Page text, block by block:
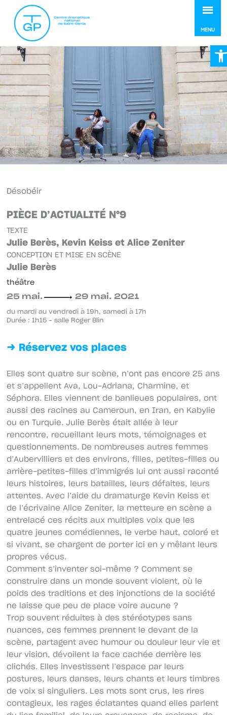
MENU
Désobéir
PIÈCE D’ACTUALITÉ N°9
TEXTE
Julie Berès, Kevin Keiss et Alice Zeniter
CONCEPTION ET MISE EN SCÈNE
Julie Berès
théâtre
25 mai. 29 mai. 2021
du mardi au vendredi à 19h, samedi à 17h
Durée : 1h15 – salle Roger Blin
→ Réservez vos places
Elles sont quatre sur scène, n’ont pas encore 25 ans
et s’appellent Ava, Lou-Adriana, Charmine, et
Séphora. Elles viennent de banlieues populaires, ont
aussi des racines au Cameroun, en Iran, en Kabylie
ou en Turquie. Julie Berès était allée à leur
rencontre, recueillant leurs mots, témoignages et
questionnements. De nombreuses autres femmes
d’Aubervilliers et des environs, filles, petites-filles ou
arrière-petites-filles d’immigrés lui ont aussi raconté
leurs histoires, leurs batailles, leurs défaites, leurs
attentes. Avec l’aide du dramaturge Kevin Keiss et
de l’écrivaine Alice Zeniter, la metteure en scène a
entrelacé ces récits aux multiples voix que les
quatre jeunes comédiennes, le verbe haut, coloré et
si vivant, se chargent de porter ici en y mêlant leurs
propres vécus.
Comment s’inventer soi-même ? Comment se
construire dans un monde souvent violent, où le
poids des traditions et des injonctions de la société
ne laisse que peu de place voire aucune ?
Trop souvent réduites à des stéréotypes sans
nuances, ces femmes prennent le devant de la
scène, partagent avec humour ou douleur leur vie et
leur vision, dévoilent la face cachée derrière les
clichés. Elles investissent l’espace par leurs
postures, leurs danses, leurs chants et leurs timbres
de voix si singuliers. Les mots sont crus, les rires
contagieux, les rages éclatantes quand elles parlent